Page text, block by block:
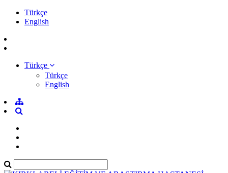
Türkçe
English
Türkçe
Türkçe
English